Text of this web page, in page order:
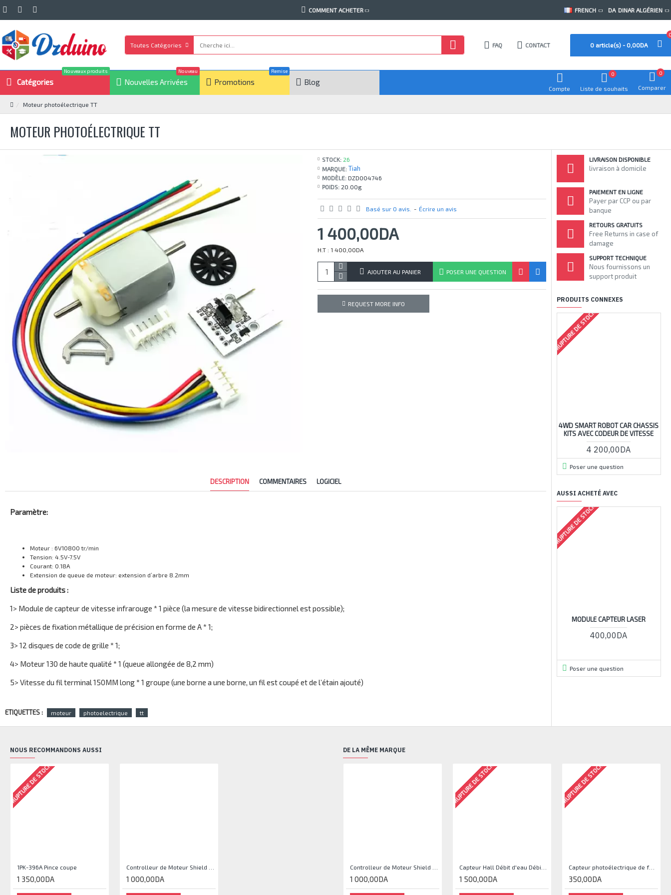
COMMENT ACHETER FRENCH DA DINAR ALGÉRIEN
Toutes Catégories FAQ CONTACT 0 article(s) - 0,00DA
Catégories
Nouveaux produits
Nouvelles Arrivées
Nouveau
Promotions
Remise
Blog
Compte Liste de souhaits
0
Comparer
0
Moteur photoélectrique TT
MOTEUR PHOTOÉLECTRIQUE TT
STOCK: 26
MARQUE: Tiah
MODÈLE: DZD004746
POIDS: 20.00g
Basé sur 0 avis. - Écrire un avis
1 400,00DA
H.T : 1 400,00DA
AJOUTER AU PANIER POSER UNE QUESTION
REQUEST MORE INFO
DESCRIPTION COMMENTAIRES LOGICIEL
Paramètre:
Moteur : 6V10800 tr/min
Tension: 4.5V-7.5V
Courant: 0.18A
Extension de queue de moteur: extension d’arbre 8.2mm
Liste de produits :
1> Module de capteur de vitesse infrarouge * 1 pièce (la mesure de vitesse bidirectionnel est possible);
2> pièces de fixation métallique de précision en forme de A * 1;
3> 12 disques de code de grille * 1;
4> Moteur 130 de haute qualité * 1 (queue allongée de 8,2 mm)
5> Vitesse du fil terminal 150MM long * 1 groupe (une borne a une borne, un fil est coupé et de l’étain ajouté)
ETIQUETTES : moteur photoelectrique tt
LIVRAISON DISPONIBLE
livraison à domicile
PAIEMENT EN LIGNE
Payer par CCP ou par
banque
RETOURS GRATUITS
Free Returns in case of
damage
SUPPORT TECHNIQUE
Nous fournissons un
support produit
PRODUITS CONNEXES
RUPTURE DE STOCK
4WD SMART ROBOT CAR CHASSIS
KITS AVEC CODEUR DE VITESSE
4 200,00DA
Poser une question
AUSSI ACHETÉ AVEC
RUPTURE DE STOCK
MODULE CAPTEUR LASER
400,00DA
Poser une question
NOUS RECOMMANDONS AUSSI
RUPTURE DE STOCK
1PK-396A Pince coupe
1 350,00DA 1 000,00DA
DE LA MÊME MARQUE
1 000,00DA
RUPTURE DE STOCK
1 500,00DA
RUPTURE DE STOCK
Capteur photoélectrique de faisceau Module de capteur IR
350,00DA